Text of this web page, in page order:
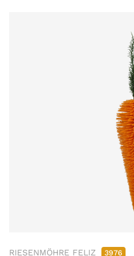
RIESENMÖHRE FELIZ 3976